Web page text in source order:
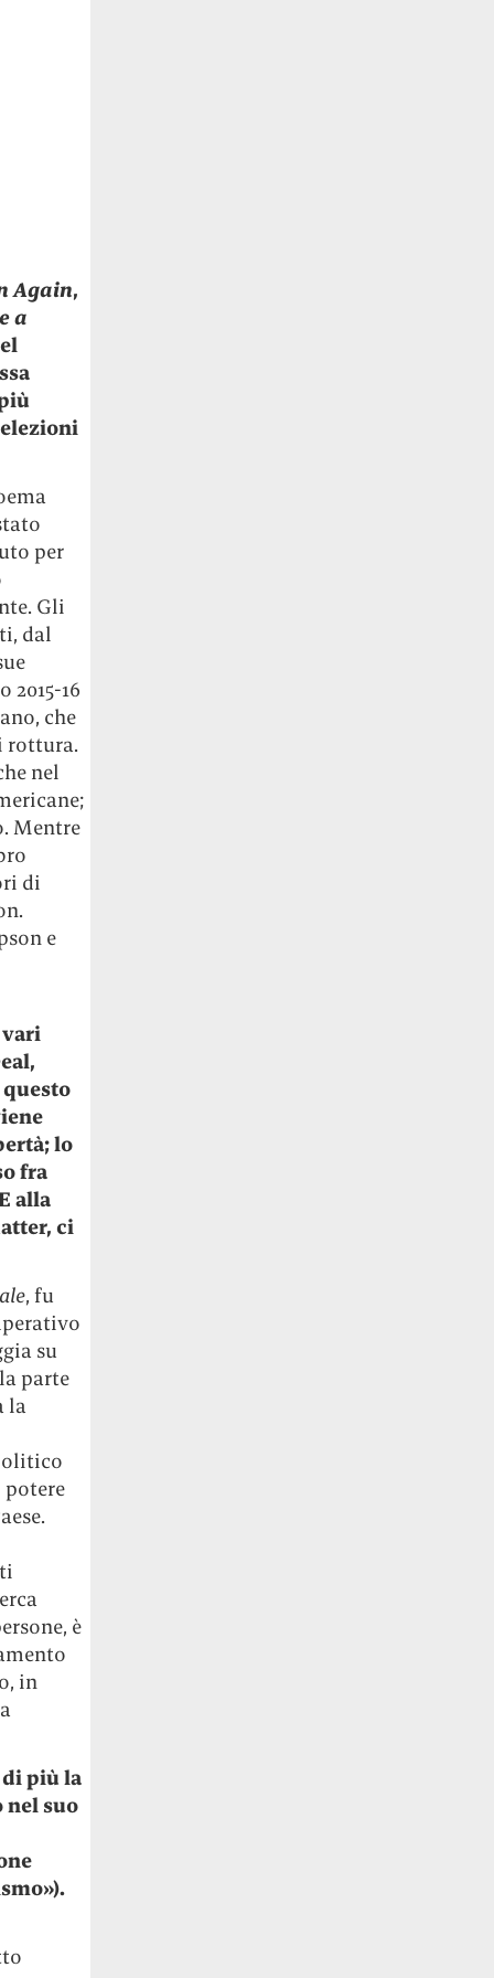
Again,
a
per
Gli
dal
16
che
rottura.
nel
Mentre
di
e
lo
fra
alla
ci
, fu
su
parte
la
è
in
di più la
nel suo